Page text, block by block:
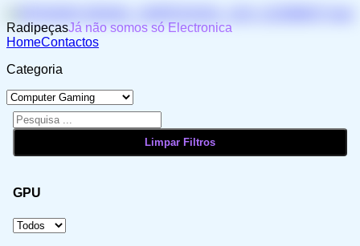
RadipeçasJá não somos só Electronica
HomeContactos
Categoria
GPU